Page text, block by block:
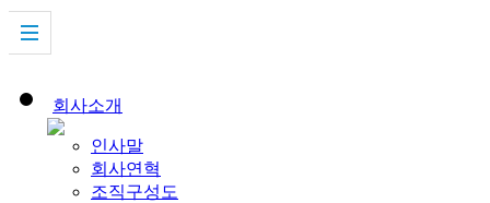
회사소개
인사말
회사연혁
조직구성도